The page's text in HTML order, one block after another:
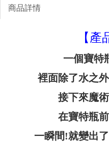
商品詳情
【產
一個寶特
裡面除了水之
接下來魔
在寶特瓶
一瞬間!就變出